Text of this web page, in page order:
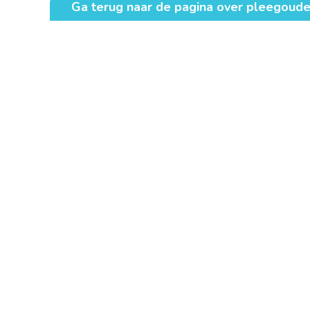
Ga terug naar de pagina over